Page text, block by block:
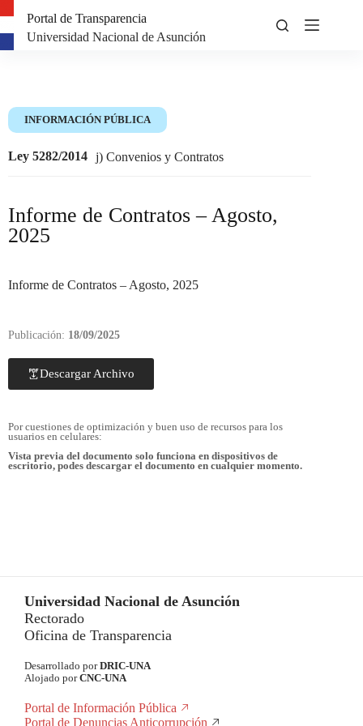
Portal de Transparencia
Universidad Nacional de Asunción
INFORMACIÓN PÚBLICA
Ley 5282/2014 j) Convenios y Contratos
Informe de Contratos – Agosto,
2025
Informe de Contratos – Agosto, 2025
Publicación: 18/09/2025
Descargar Archivo
Por cuestiones de optimización y buen uso de recursos para los
usuarios en celulares:
Vista previa del documento solo funciona en dispositivos de
escritorio, podes descargar el documento en cualquier momento.
Universidad Nacional de Asunción
Rectorado
Oficina de Transparencia
Desarrollado porDRIC-UNA
Alojado porCNC-UNA
Portal de Información Pública
Portal de Denuncias Anticorrupción